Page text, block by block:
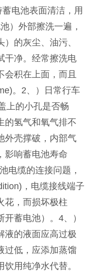
电池表面清洁，用
）外部擦洗一遍，
的灰尘、油污、
干净。经常擦洗电
会积在上面，而且
。2、）日常行车
上的小孔是否畅
的氢气和氧气排不
外壳撑破，内部气
影响蓄电池寿命
电缆的连接问题，
，电缆接线端子
花，而损坏极柱
开蓄电池）。4、）
液的液面应高过极
过低，应添加蒸馏
用纯净水代替。